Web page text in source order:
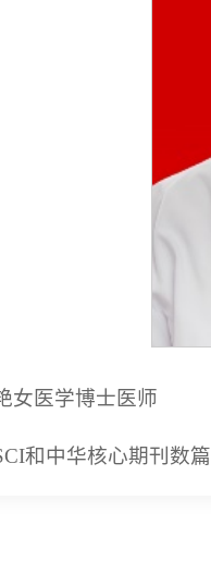
女医学博士医师
和中华核心期刊数篇